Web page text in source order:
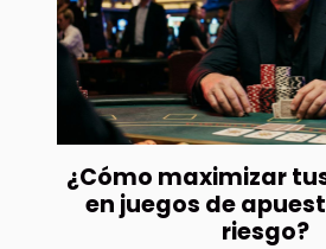
¿Cómo maximizar
en juegos de
riesgo?